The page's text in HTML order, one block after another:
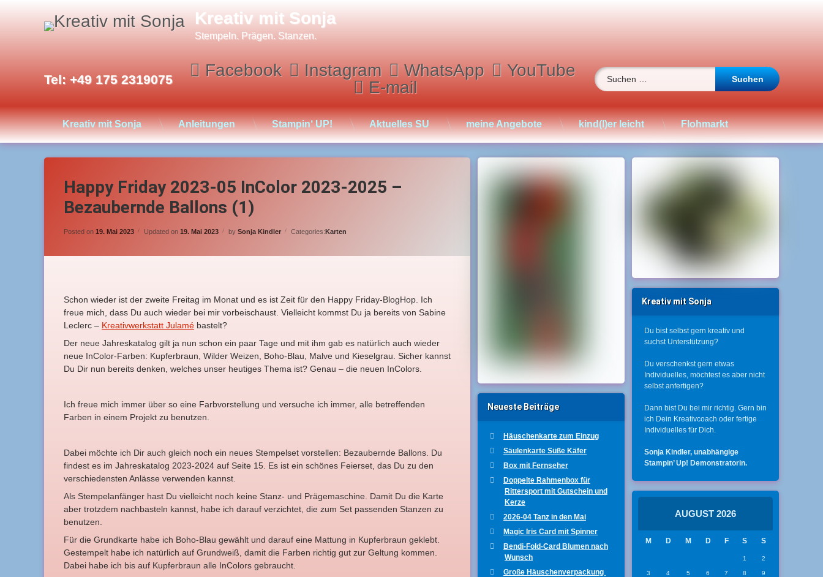
Kreativ mit Sonja
Stempeln. Prägen. Stanzen.
Tel: +49 175 2319075 Facebook Instagram WhatsApp
YouTube
E-mail
Suchen nach:
Kreativ mit Sonja Anleitungen Stampin‘ UP! Aktuelles SU meine Angebote kind(l)er leicht Flohmarkt
Happy Friday 2023-05 InColor 2023-2025 –
Bezaubernde Ballons (1)
Posted on 19. Mai 2023 Updated on 19. Mai 2023 by Sonja Kindler Categories:Karten
Schon wieder ist der zweite Freitag im Monat und es ist Zeit für den Happy Friday-BlogHop. Ich
freue mich, dass Du auch wieder bei mir vorbeischaust. Vielleicht kommst Du ja bereits von Sabine
Leclerc – Kreativwerkstatt Julamé bastelt?
Der neue Jahreskatalog gilt ja nun schon ein paar Tage und mit ihm gab es natürlich auch wieder
neue InColor-Farben: Kupferbraun, Wilder Weizen, Boho-Blau, Malve und Kieselgrau. Sicher kannst
Du Dir nun bereits denken, welches unser heutiges Thema ist? Genau – die neuen InColors.
Ich freue mich immer über so eine Farbvorstellung und versuche ich immer, alle betreffenden
Farben in einem Projekt zu benutzen.
Dabei möchte ich Dir auch gleich noch ein neues Stempelset vorstellen: Bezaubernde Ballons. Du
findest es im Jahreskatalog 2023-2024 auf Seite 15. Es ist ein schönes Feierset, das Du zu den
verschiedensten Anlässe verwenden kannst.
Als Stempelanfänger hast Du vielleicht noch keine Stanz- und Prägemaschine. Damit Du die Karte
aber trotzdem nachbasteln kannst, habe ich darauf verzichtet, die zum Set passenden Stanzen zu
benutzen.
Für die Grundkarte habe ich Boho-Blau gewählt und darauf eine Mattung in Kupferbraun geklebt.
Gestempelt habe ich natürlich auf Grundweiß, damit die Farben richtig gut zur Geltung kommen.
Dabei habe ich bis auf Kupferbraun alle InColors gebraucht.
Neueste Beiträge
Häuschenkarte zum Einzug
Säulenkarte Süße Käfer
Box mit Fernseher
Doppelte Rahmenbox für
Rittersport mit Gutschein und
Kerze
2026-04 Tanz in den Mai
Magic Iris Card mit Spinner
Bendi-Fold-Card Blumen nach
Wunsch
Große Häuschenverpackung
Kreativ mit Sonja
Du bist selbst gern kreativ und
suchst Unterstützung?
Du verschenkst gern etwas
Individuelles, möchtest es aber nicht
selbst anfertigen?
Dann bist Du bei mir richtig. Gern bin
ich Dein Kreativcoach oder fertige
Individuelles für Dich.
Sonja Kindler, unabhängige
Stampin’ Up! Demonstratorin.
AUGUST 2026
M D M D F S S
1 2
3 4 5 6 7 8 9